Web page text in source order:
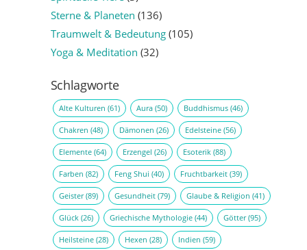
Sterne & Planeten (136)
Traumwelt & Bedeutung(105)
Yoga & Meditation (32)
Schlagworte
Alte Kulturen (61) Aura(50) Buddhismus(46)
Chakren (48) Dämonen (26) Edelsteine(56)
Elemente(64) Erzengel (26) Esoterik(88)
Farben (82) Feng Shui (40) Fruchtbarkeit(39)
Geister(89) Gesundheit(79) Glaube & Religion (41)
Glück(26) Griechische Mythologie(44) Götter(95)
Heilsteine(28) Hexen (28) Indien (59)